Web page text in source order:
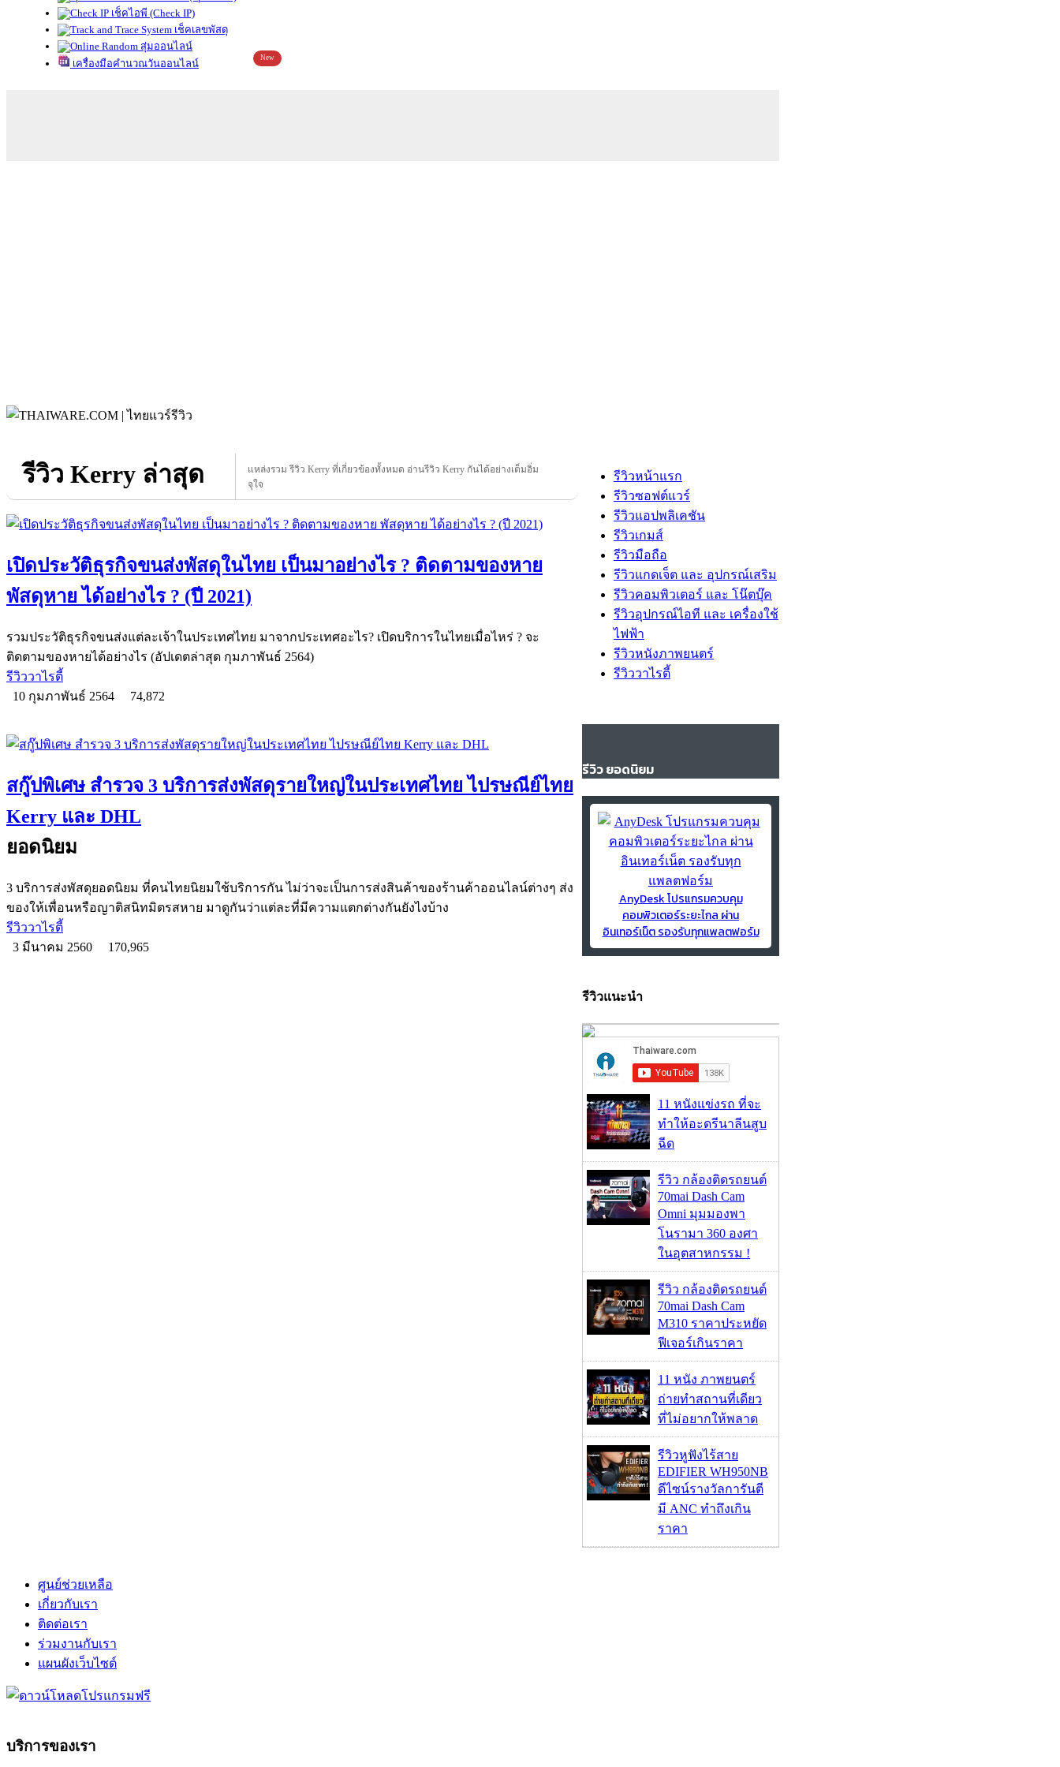
เช็คไอพี (Check IP)
เช็คเลขพัสดุ
สุ่มออนไลน์
เครื่องมือคำนวณวันออนไลน์
New
รีวิว Kerry ล่าสุด
แหล่งรวม รีวิว Kerry ที่เกี่ยวข้องทั้งหมด อ่านรีวิว Kerry กันได้อย่างเต็มอิ่ม
จุใจ
เปิดประวัติธุรกิจขนส่งพัสดุในไทย เป็นมาอย่างไร ? ติดตามของหาย
พัสดุหาย ได้อย่างไร ? (ปี 2021)
รวมประวัติธุรกิจขนส่งแต่ละเจ้าในประเทศไทย มาจากประเทศอะไร? เปิดบริการในไทยเมื่อไหร่ ? จะ
ติดตามของหายได้อย่างไร (อัปเดตล่าสุด กุมภาพันธ์ 2564)
รีวิววาไรตี้
10 กุมภาพันธ์ 2564
74,872
สกู๊ปพิเศษ สำรวจ 3 บริการส่งพัสดุรายใหญ่ในประเทศไทย ไปรษณีย์ไทย
Kerry และ DHL
ยอดนิยม
3 บริการส่งพัสดุยอดนิยม ที่คนไทยนิยมใช้บริการกัน ไม่ว่าจะเป็นการส่งสินค้าของร้านค้าออนไลน์ต่างๆ ส่ง
ของให้เพื่อนหรือญาติสนิทมิตรสหาย มาดูกันว่าแต่ละที่มีความแตกต่างกันยังไงบ้าง
รีวิววาไรตี้
3 มีนาคม 2560
170,965
รีวิวหน้าแรก
รีวิวซอฟต์แวร์
รีวิวแอปพลิเคชัน
รีวิวเกมส์
รีวิวมือถือ
รีวิวแกดเจ็ต และ อุปกรณ์เสริม
รีวิวคอมพิวเตอร์ และ โน๊ตบุ๊ค
รีวิวอุปกรณ์ไอที และ เครื่องใช้
ไฟฟ้า
รีวิวหนังภาพยนตร์
รีวิววาไรตี้
รีวิว ยอดนิยม
AnyDesk โปรแกรมควบคุม
คอมพิวเตอร์ระยะไกล ผ่าน
อินเทอร์เน็ต รองรับทุกแพลตฟอร์ม
รีวิวแนะนำ
11 หนังแข่งรถ ที่จะ
ทำให้อะดรีนาลีนสูบ
ฉีด
รีวิว กล้องติดรถยนต์
70mai Dash Cam
Omni มุมมองพา
โนรามา 360 องศา
ในอุตสาหกรรม !
รีวิว กล้องติดรถยนต์
70mai Dash Cam
M310 ราคาประหยัด
ฟีเจอร์เกินราคา
11 หนัง ภาพยนตร์
ถ่ายทำสถานที่เดียว
ที่ไม่อยากให้พลาด
รีวิวหูฟังไร้สาย
EDIFIER WH950NB
ดีไซน์รางวัลการันตี
มี ANC ทำถึงเกิน
ราคา
ศูนย์ช่วยเหลือ
เกี่ยวกับเรา
ติดต่อเรา
ร่วมงานกับเรา
แผนผังเว็บไซต์
บริการของเรา